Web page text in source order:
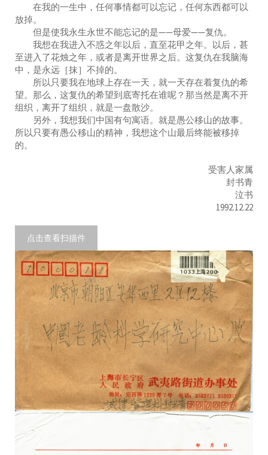
在我的一生中，任何事情都可以忘记，任何东西都可以
放掉。
但是使我永生永世不能忘记的是——母爱——复仇。
我想在我进入不惑之年以后，直至花甲之年。以后，甚
至进入了花烛之年，或者是离开世界之后。这复仇在我脑海
中，是永远［抹］不掉的。
所以只要我在地球上存在一天，就一天存在着复仇的希
望。那么，这复仇的希望到底寄托在谁呢？那当然是离不开
组织，离开了组织，就是一盘散沙。
另外，我想我们中国有句寓语。就是愚公移山的故事。
所以只要有愚公移山的精神，我想这个山最后终能被移掉
的。
受害人家属
封书青
泣书
1992.12.22